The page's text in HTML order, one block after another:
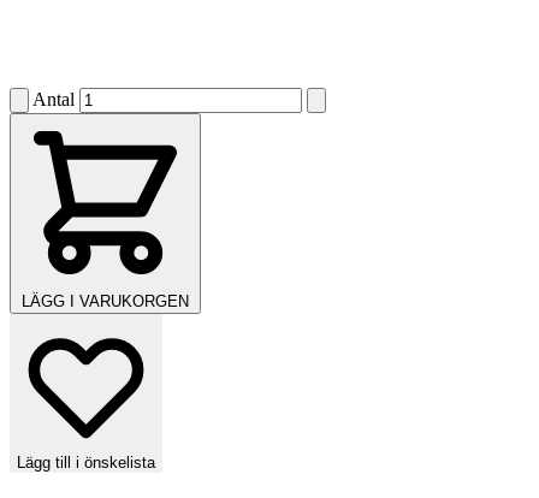
Antal
LÄGG I VARUKORGEN
Lägg till i önskelista